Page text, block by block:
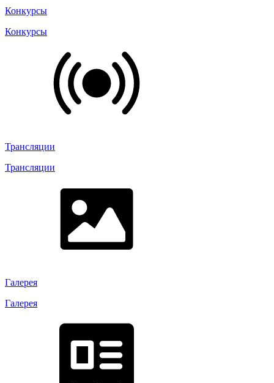
Конкурсы
Конкурсы
Трансляции
Трансляции
Галерея
Галерея